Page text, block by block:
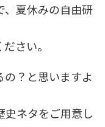
、夏休みの自由研
さい。
？と思いますよ
史ネタをご用意し